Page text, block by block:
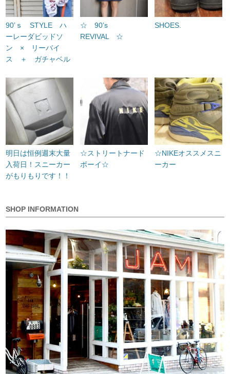
90’ｓ STYLE ハ
ーレーダビッドソ
ン × リーバイ
ス ＋ ガチャベル
☆ 90’s
REVIVAL ☆
SHOES.
明日は恒例週末大量
入荷日！スニーカー
がもりもりです！！
☆ストリートナード
ボーイ☆
☆NIKEオススメスニ
ーカー
SHOP INFORMATION